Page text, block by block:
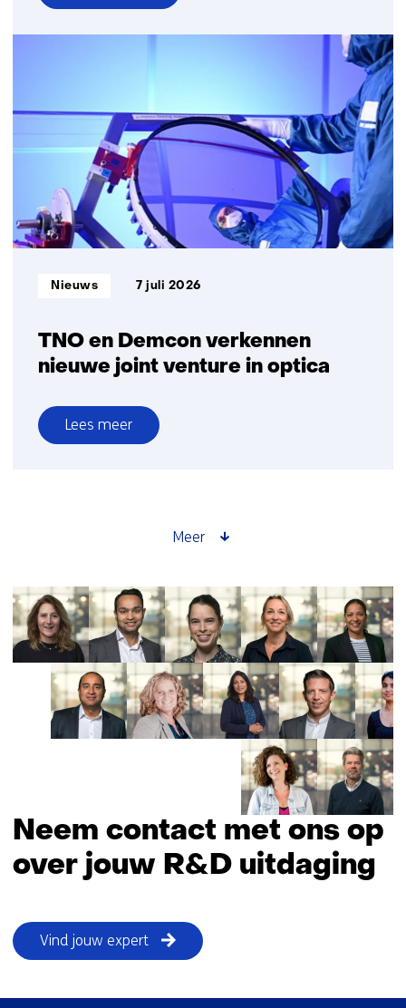
over
NMO
van
kritieke
grondstoffen
in
nieuw
venster)
een
andere
website)
TNO en Demcon verkennen
nieuwe joint venture in optica
Informatietype:
Nieuws 7 juli 2026
Lees meer
over
venture
in
optica
Meer
Neem contact met ons op
over jouw R&D uitdaging
Vind jouw expert